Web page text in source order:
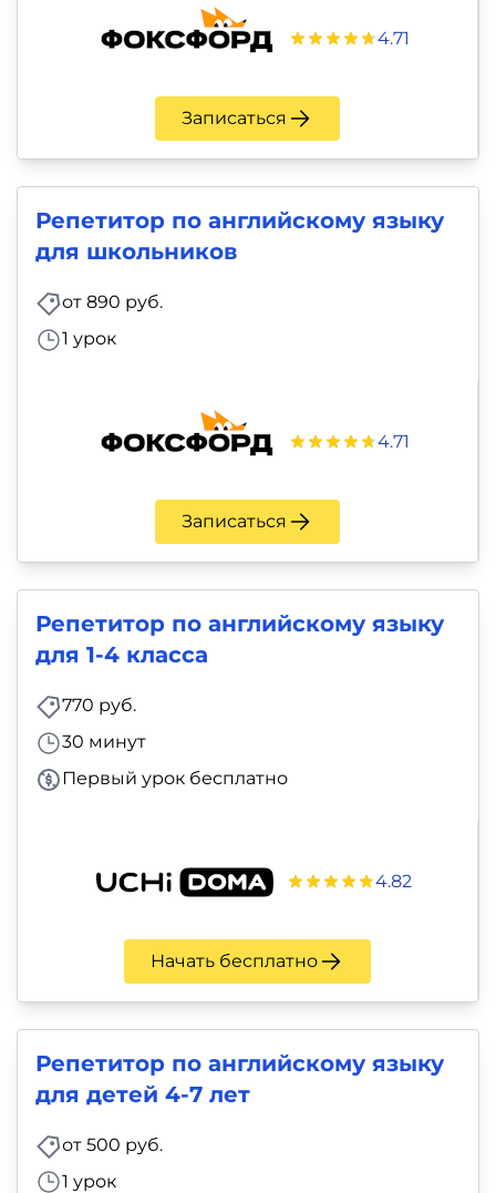
4.71
Записаться
Репетитор по английскому языку
для школьников
от 890 руб.
1 урок
4.71
Записаться
Репетитор по английскому языку
для 1-4 класса
770 руб.
30 минут
Первый урок бесплатно
4.82
Начать бесплатно
Репетитор по английскому языку
для детей 4-7 лет
от 500 руб.
1 урок